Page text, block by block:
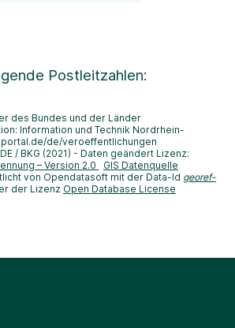
Postleitzahlen:
des Bundes und der Länder
Information und Technik Nordrhein-
de/veroeffentlichungen
/ BKG (2021) - Daten geändert Lizenz:
– Version 2.0
GIS Datenquelle
von Opendatasoft mit der Data-Id georef-
der Lizenz Open Database License